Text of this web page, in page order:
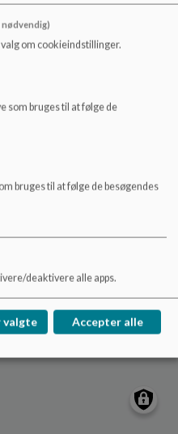
om cookieindstillinger.
som bruges til at følge de
bruges til at følge de besøgendes
deaktivere alle apps.
valgte Accepter alle